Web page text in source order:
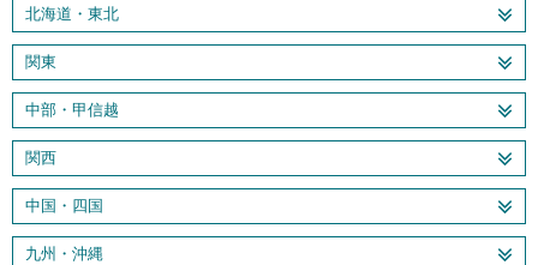
北海道・東北
関東
中部・甲信越
関西
中国・四国
九州・沖縄